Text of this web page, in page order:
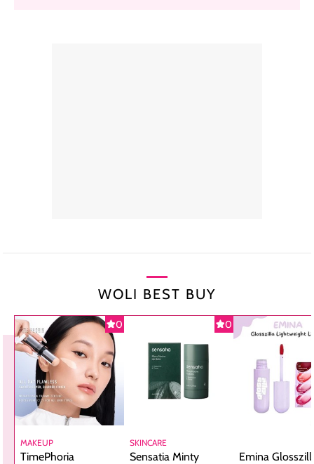
WOLI BEST BUY
0
MAKEUP
TimePhoria
0
SKINCARE
Sensatia Minty
Emina